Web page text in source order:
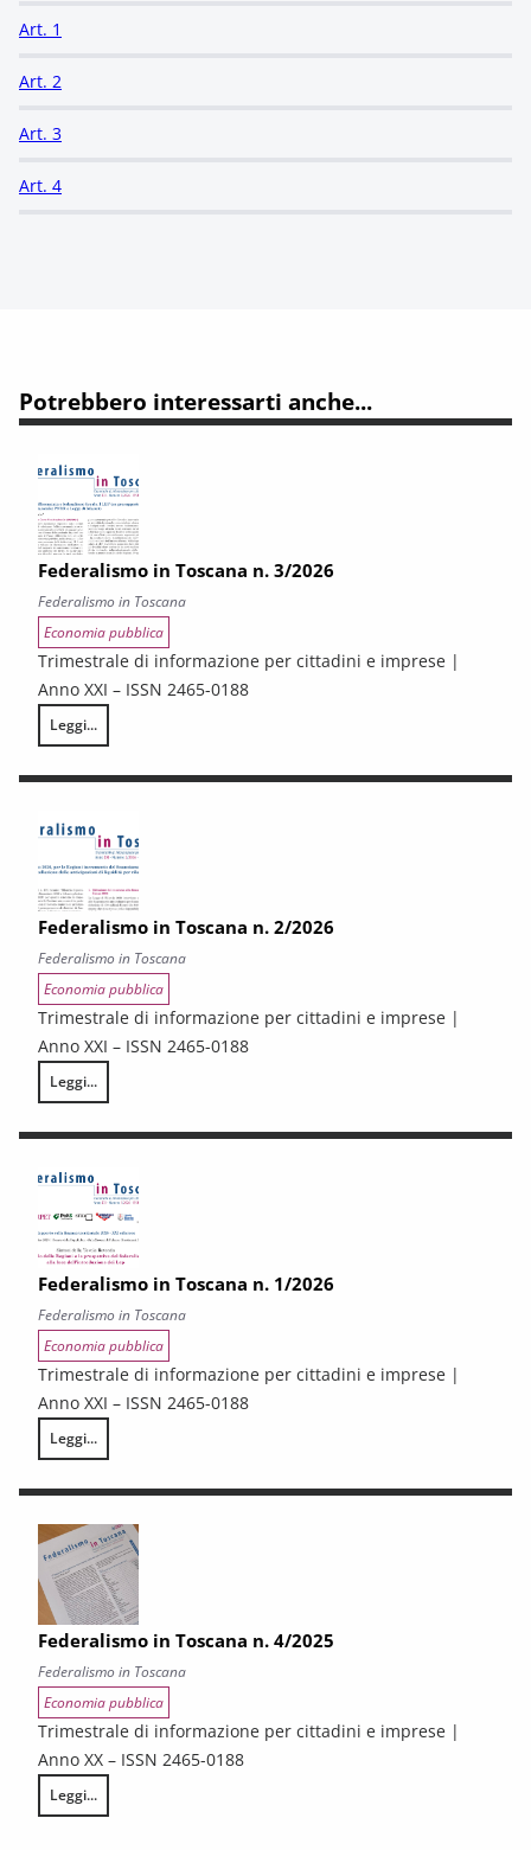
Art. 1
Art. 2
Art. 3
Art. 4
Potrebbero interessarti anche...
Federalismo in Toscana n. 3/2026
Federalismo in Toscana
Economia pubblica
Trimestrale di informazione per cittadini e imprese |
Anno XXI – ISSN 2465-0188
Leggi...
Federalismo in Toscana n. 3/2026
Federalismo in Toscana n. 2/2026
Federalismo in Toscana
Economia pubblica
Trimestrale di informazione per cittadini e imprese |
Anno XXI – ISSN 2465-0188
Leggi...
Federalismo in Toscana n. 2/2026
Federalismo in Toscana n. 1/2026
Federalismo in Toscana
Economia pubblica
Trimestrale di informazione per cittadini e imprese |
Anno XXI – ISSN 2465-0188
Leggi...
Federalismo in Toscana n. 1/2026
Federalismo in Toscana n. 4/2025
Federalismo in Toscana
Economia pubblica
Trimestrale di informazione per cittadini e imprese |
Anno XX – ISSN 2465-0188
Leggi...
Federalismo in Toscana n. 4/2025